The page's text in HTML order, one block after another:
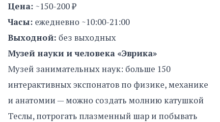
Цена: ~150-200 ₽
Часы: ежедневно ~10:00-21:00
Выходной: без выходных
Музей науки и человека «Эврика»
Музей занимательных наук: больше 150
интерактивных экспонатов по физике, механике
и анатомии — можно создать молнию катушкой
Теслы, потрогать плазменный шар и побывать